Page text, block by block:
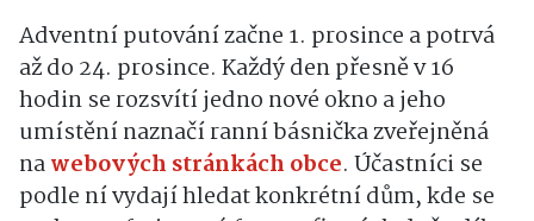
Adventní putování začne 1. prosince a potrvá
až do 24. prosince. Každý den přesně v 16
hodin se rozsvítí jedno nové okno a jeho
umístění naznačí ranní básnička zveřejněná
nawebových stránkách obce. Účastníci se
podle ní vydají hledat konkrétní dům, kde se